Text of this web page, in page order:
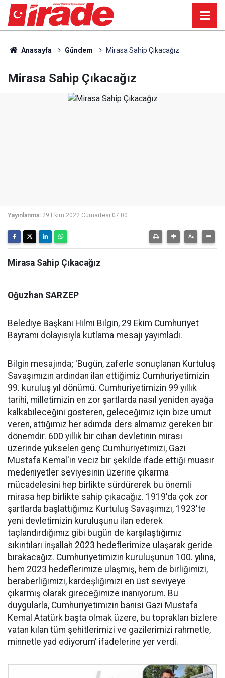
Anasayfa Gündem Mirasa Sahip Çıkacağız
Mirasa Sahip Çıkacağız
Yayınlanma: 29 Ekim 2022 Cumartesi 07:00
Mirasa Sahip Çıkacağız
Oğuzhan SARZEP
Belediye Başkanı Hilmi Bilgin, 29 Ekim Cumhuriyet
Bayramı dolayısıyla kutlama mesajı yayımladı.
Bilgin mesajında; 'Bugün, zaferle sonuçlanan Kurtuluş
Savaşımızın ardından ilan ettiğimiz Cumhuriyetimizin
99. kuruluş yıl dönümü. Cumhuriyetimizin 99 yıllık
tarihi, milletimizin en zor şartlarda nasıl yeniden ayağa
kalkabileceğini gösteren, geleceğimiz için bize umut
veren, attığımız her adımda ders almamız gereken bir
dönemdir. 600 yıllık bir cihan devletinin mirası
üzerinde yükselen genç Cumhuriyetimizi, Gazi
Mustafa Kemal'in veciz bir şekilde ifade ettiği muasır
medeniyetler seviyesinin üzerine çıkarma
mücadelesini hep birlikte sürdürerek bu önemli
mirasa hep birlikte sahip çıkacağız. 1919'da çok zor
şartlarda başlattığımız Kurtuluş Savaşımızı, 1923'te
yeni devletimizin kuruluşunu ilan ederek
taçlandırdığımız gibi bugün de karşılaştığımız
sıkıntıları inşallah 2023 hedeflerimize ulaşarak geride
bırakacağız. Cumhuriyetimizin kuruluşunun 100. yılına,
hem 2023 hedeflerimize ulaşmış, hem de birliğimizi,
beraberliğimizi, kardeşliğimizi en üst seviyeye
çıkarmış olarak gireceğimize inanıyorum. Bu
duygularla, Cumhuriyetimizin banisi Gazi Mustafa
Kemal Atatürk başta olmak üzere, bu toprakları bizlere
vatan kılan tüm şehitlerimizi ve gazilerimizi rahmetle,
minnetle yad ediyorum' ifadelerine yer verdi.